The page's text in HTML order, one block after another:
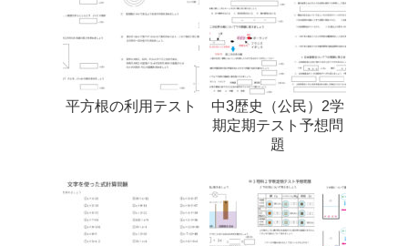
平方根の利用テスト
中3歴史（公民）2学
期定期テスト予想問
題